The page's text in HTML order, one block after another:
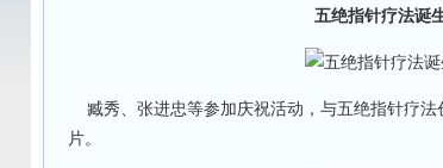
五绝指针疗法诞
臧秀、张进忠等参加庆祝活动，与五绝指针疗法
片。